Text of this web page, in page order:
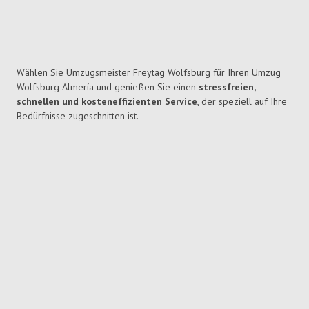
Wählen Sie Umzugsmeister Freytag Wolfsburg für Ihren Umzug
Wolfsburg Almería und genießen Sie einen stressfreien,
schnellen und kosteneffizienten Service, der speziell auf Ihre
Bedürfnisse zugeschnitten ist.